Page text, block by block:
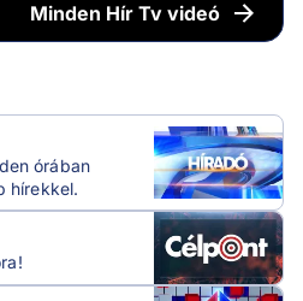
Minden Hír Tv videó
órában
hírekkel.